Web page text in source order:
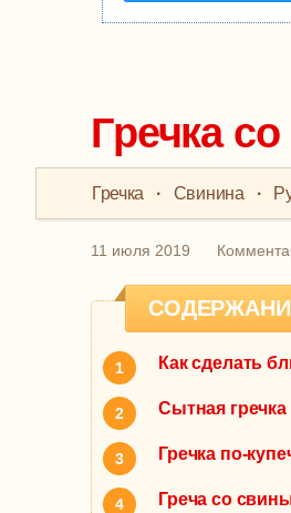
Гречка
Гречка · Свинина ·
11 июля 2019
Как сделать
Сытная
Гречка по-
Греча со